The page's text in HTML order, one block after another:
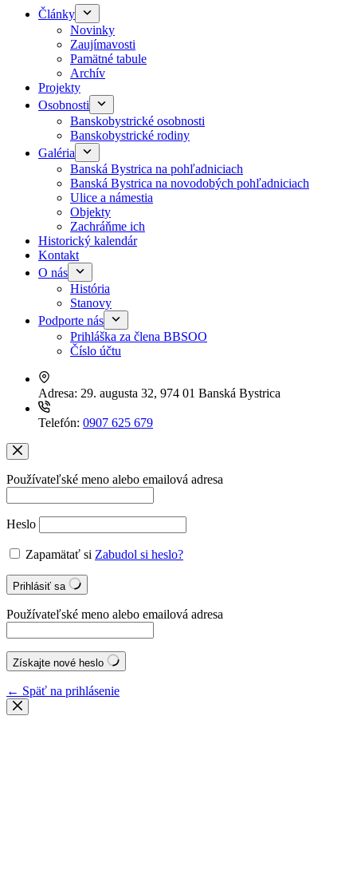
Články
Novinky
Zaujímavosti
Pamätné tabule
Archív
Projekty
Osobnosti
Banskobystrické osobnosti
Banskobystrické rodiny
Galéria
Banská Bystrica na pohľadniciach
Banská Bystrica na novodobých pohľadniciach
Ulice a námestia
Objekty
Zachráňme ich
Historický kalendár
Kontakt
O nás
História
Stanovy
Podporte nás
Prihláška za člena BBSOO
Číslo účtu
Adresa: 29. augusta 32, 974 01 Banská Bystrica
Telefón: 0907 625 679
Používateľské meno alebo emailová adresa
Heslo
Zapamätať si Zabudol si heslo?
Prihlásiť sa
Používateľské meno alebo emailová adresa
Získajte nové heslo
← Späť na prihlásenie